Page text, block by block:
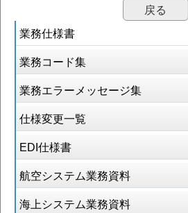
業務仕様書
業務コード集
業務エラーメッセージ集
仕様変更一覧
EDI仕様書
航空システム業務資料
海上システム業務資料
戻る